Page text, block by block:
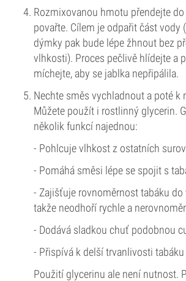
Rozmixovanou hmotu přendejte
povařte. Cílem je odpařit část vody
dýmky pak bude lépe žhnout bez
vlhkosti). Proces pečlivě hlídejte a
míchejte, aby se jablka nepřipálila.
Nechte směs vychladnout a poté k
Můžete použít i rostlinný glycerin.
několik funkcí najednou:
- Pohlcuje vlhkost z ostatních
- Pomáhá směsi lépe se spojit s
- Zajišťuje rovnoměrnost tabáku do
takže neodhoří rychle a
- Dodává sladkou chuť podobnou
- Přispívá k delší trvanlivosti
Použití glycerinu ale není nutnost.